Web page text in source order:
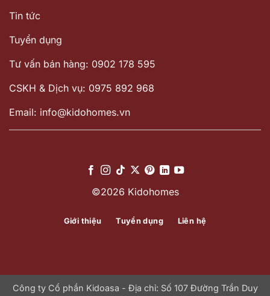
Tin tức
Tuyển dụng
Tư vấn bán hàng: 0902 178 595
CSKH & Dịch vụ: 0975 892 968
Email: info@kidohomes.vn
©2026 Kidohomes
Giới thiệu Tuyển dụng Liên hệ
Công ty Cổ phần Kidoasa - Địa chỉ: Số 107 Đường Trần Duy